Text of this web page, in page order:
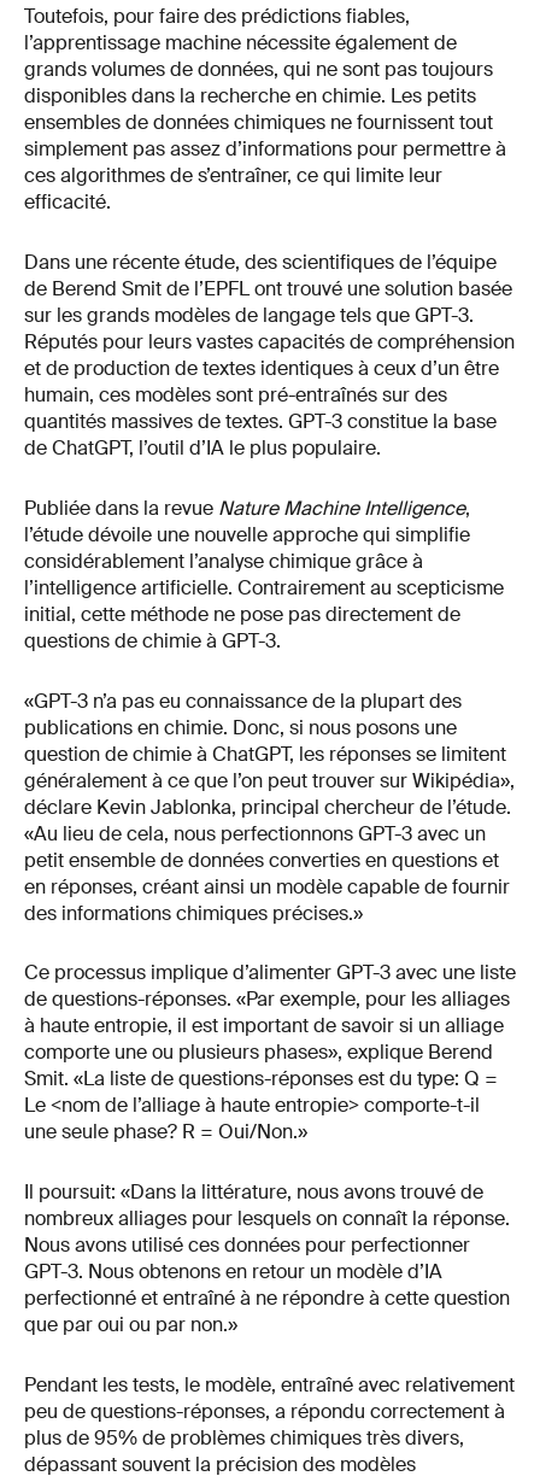
Toutefois, pour faire des prédictions fiables,
l’apprentissage machine nécessite également de
grands volumes de données, qui ne sont pas toujours
disponibles dans la recherche en chimie. Les petits
ensembles de données chimiques ne fournissent tout
simplement pas assez d’informations pour permettre à
ces algorithmes de s’entraîner, ce qui limite leur
efficacité.
Dans une récente étude, des scientifiques de l’équipe
de Berend Smit de l’EPFL ont trouvé une solution basée
sur les grands modèles de langage tels que GPT-3.
Réputés pour leurs vastes capacités de compréhension
et de production de textes identiques à ceux d’un être
humain, ces modèles sont pré-entraînés sur des
quantités massives de textes. GPT-3 constitue la base
de ChatGPT, l’outil d’IA le plus populaire.
Publiée dans la revue Nature Machine Intelligence,
l’étude dévoile une nouvelle approche qui simplifie
considérablement l’analyse chimique grâce à
l’intelligence artificielle. Contrairement au scepticisme
initial, cette méthode ne pose pas directement de
questions de chimie à GPT-3.
«GPT-3 n’a pas eu connaissance de la plupart des
publications en chimie. Donc, si nous posons une
question de chimie à ChatGPT, les réponses se limitent
généralement à ce que l’on peut trouver sur Wikipédia»,
déclare Kevin Jablonka, principal chercheur de l’étude.
«Au lieu de cela, nous perfectionnons GPT-3 avec un
petit ensemble de données converties en questions et
en réponses, créant ainsi un modèle capable de fournir
des informations chimiques précises.»
Ce processus implique d’alimenter GPT-3 avec une liste
de questions-réponses. «Par exemple, pour les alliages
à haute entropie, il est important de savoir si un alliage
comporte une ou plusieurs phases», explique Berend
Smit. «La liste de questions-réponses est du type: Q =
Le <nom de l’alliage à haute entropie> comporte-t-il
une seule phase? R = Oui/Non.»
Il poursuit: «Dans la littérature, nous avons trouvé de
nombreux alliages pour lesquels on connaît la réponse.
Nous avons utilisé ces données pour perfectionner
GPT-3. Nous obtenons en retour un modèle d’IA
perfectionné et entraîné à ne répondre à cette question
que par oui ou par non.»
Pendant les tests, le modèle, entraîné avec relativement
peu de questions-réponses, a répondu correctement à
plus de 95% de problèmes chimiques très divers,
dépassant souvent la précision des modèles